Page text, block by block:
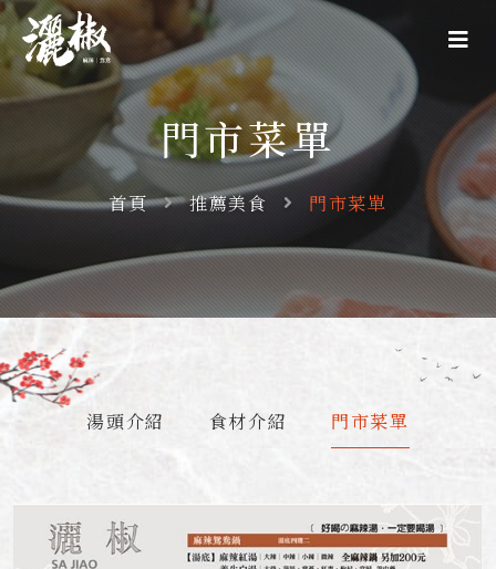
門市菜單
首頁 推薦美食 門市菜單
湯頭介紹 食材介紹 門市菜單